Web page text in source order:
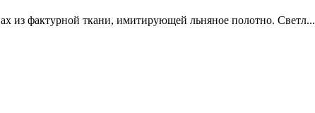
из фактурной ткани, имитирующей льняное полотно. Светл...